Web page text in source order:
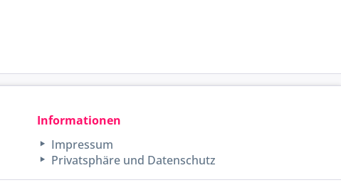
Informationen
Impressum
Privatsphäre und Datenschutz